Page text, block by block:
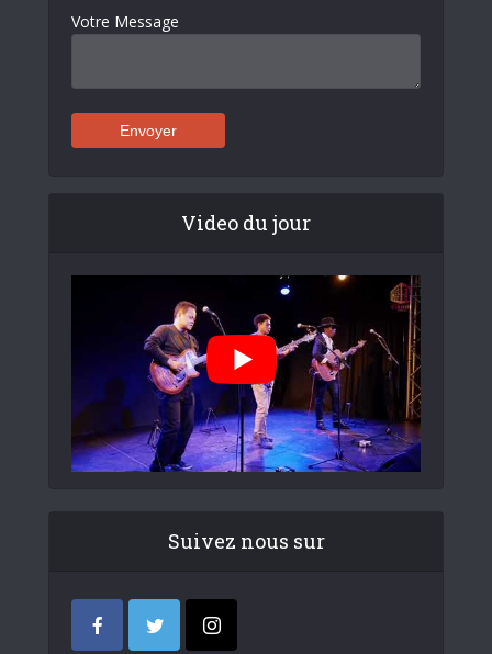
Votre Message
Video du jour
Suivez nous sur